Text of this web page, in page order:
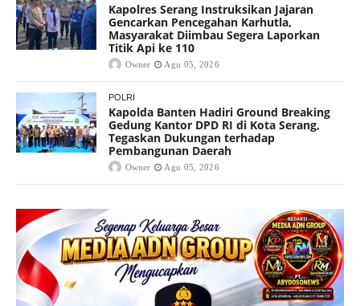
Kapolres Serang Instruksikan Jajaran
Gencarkan Pencegahan Karhutla,
Masyarakat Diimbau Segera Laporkan
Titik Api ke 110
Owner Agu 05, 2026
POLRI
Kapolda Banten Hadiri Ground Breaking
Gedung Kantor DPD RI di Kota Serang,
Tegaskan Dukungan terhadap
Pembangunan Daerah
Owner Agu 05, 2026